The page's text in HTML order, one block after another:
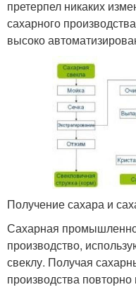
претерпел никаких
сахарного
высоко
Получение сахара и
Сахарная
производство,
свеклу. Получая
производства